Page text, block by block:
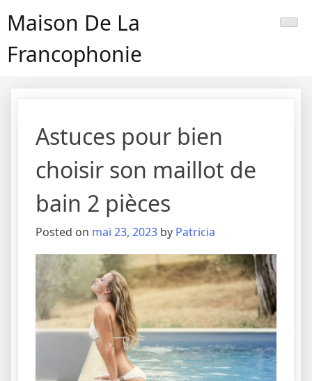
Maison De La
Francophonie
Astuces pour bien
choisir son maillot de
bain 2 pièces
Posted on mai 23, 2023 by Patricia